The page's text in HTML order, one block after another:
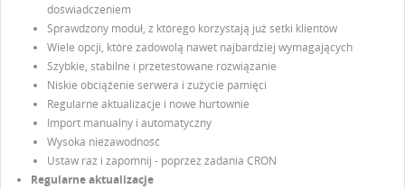
doświadczeniem
Sprawdzony moduł, z którego korzystają już setki klientów
Wiele opcji, które zadowolą nawet najbardziej wymagających
Szybkie, stabilne i przetestowane rozwiązanie
Niskie obciążenie serwera i zużycie pamięci
Regularne aktualizacje i nowe hurtownie
Import manualny i automatyczny
Wysoka niezawodność
Ustaw raz i zapomnij - poprzez zadania CRON
Regularne aktualizacje
DODAJ DO LISTY ŻYCZEŃ
UTWÓRZ LISTĘ ŻYCZEŃ
NAZWA LISTY ŻYCZEŃ
ZALOGUJ SIĘ
Musisz być zalogowany by zapisać produkty na swojej
liście życzeń.
Anuluj